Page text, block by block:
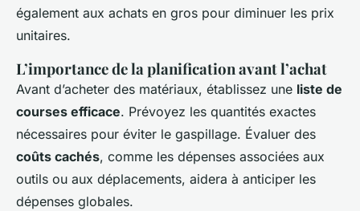
également aux achats en gros pour diminuer les prix
unitaires.
L’importance de la planification avant l’achat
Avant d’acheter des matériaux, établissez une liste de
courses efficace. Prévoyez les quantités exactes
nécessaires pour éviter le gaspillage. Évaluer des
coûts cachés, comme les dépenses associées aux
outils ou aux déplacements, aidera à anticiper les
dépenses globales.